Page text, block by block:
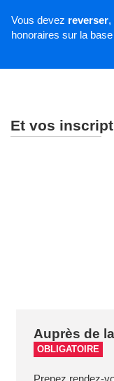
Vous devez reverser,
honoraires sur la
Et vos
Auprès de
OBLIGATOIRE
Prenez rendez-